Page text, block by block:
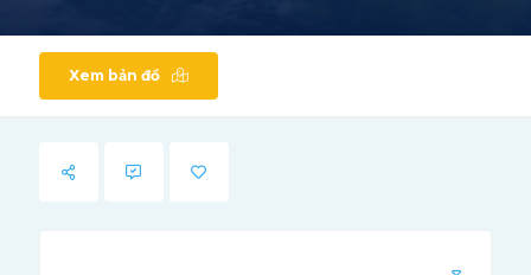
Xem bản đồ